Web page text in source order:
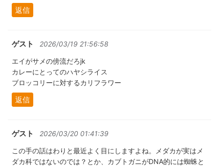
返信
ゲスト 2026/03/19 21:56:58
エイがサメの傍流だろjk
カレーにとってのハヤシライス
ブロッコリーに対するカリフラワー
返信
ゲスト 2026/03/20 01:41:39
この手の話はわりと最近よく目にしますよね。メダカが実はメ
ダカ科ではないのでは？とか、カブトガニがDNA的には蜘蛛と